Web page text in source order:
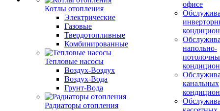
Котлы отопления
Электрические
Газовые
Твердотопливные
Комбинированные
Тепловые насосы
Воздух-Воздух
Воздух-Вода
Грунт-Вода
Радиаторы отопления
офисе
напольно-
канальных